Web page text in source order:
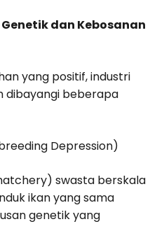
dan Kebosanan
yang positif, industri
dibayangi beberapa
Depression)
swasta berskala
ikan yang sama
genetik yang